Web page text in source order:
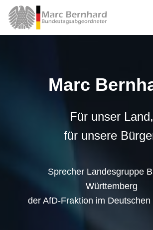
Marc
Für unser Land,
für unsere
Sprecher Landesgruppe
Württemberg
der AfD-Fraktion im Deutschen